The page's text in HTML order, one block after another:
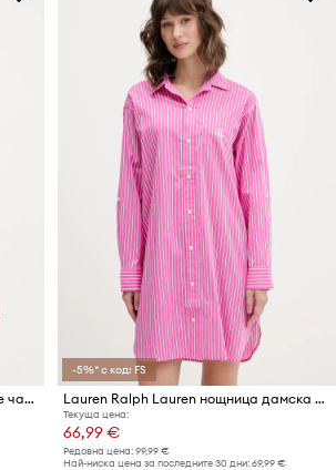
Lauren Ralph Lauren пижама от две части дамска от памук
-5%* с код: FS
Lauren Ralph Lauren нощница дамска с вискоза
Текуща цена:
66,99 €
Редовна цена: 99,99 €
Най-ниска цена за последните 30 дни: 69,99 €